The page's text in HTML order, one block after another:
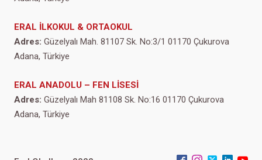
ERAL İLKOKUL & ORTAOKUL
Adres: Güzelyalı Mah. 81107 Sk. No:3/1 01170 Çukurova
Adana, Türkiye
ERAL ANADOLU – FEN LİSESİ
Adres: Güzelyalı Mah 81108 Sk. No:16 01170 Çukurova
Adana, Türkiye